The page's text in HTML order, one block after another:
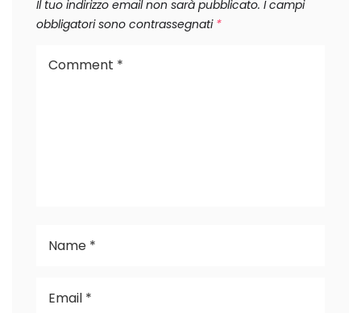
Il tuo indirizzo email non sarà pubblicato. I campi
obbligatori sono contrassegnati *